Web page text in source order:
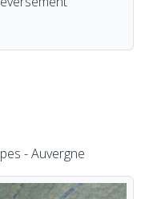
- Auvergne